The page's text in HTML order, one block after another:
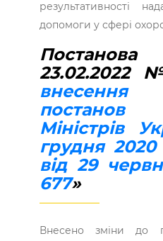
результативності
допомоги у сфері
23.02.2022
постанов
Міністрів
грудня
від 29
677»
Внесено зміни до